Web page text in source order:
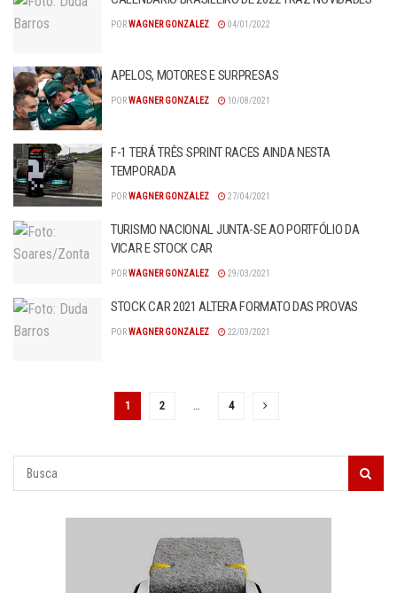
PORWAGNER GONZALEZ 04/01/2022
APELOS, MOTORES E SURPRESAS
PORWAGNER GONZALEZ 10/08/2021
F-1 TERÁ TRÊS SPRINT RACES AINDA NESTA
TEMPORADA
PORWAGNER GONZALEZ 27/04/2021
TURISMO NACIONAL JUNTA-SE AO PORTFÓLIO DA
VICAR E STOCK CAR
PORWAGNER GONZALEZ 29/03/2021
STOCK CAR 2021 ALTERA FORMATO DAS PROVAS
PORWAGNER GONZALEZ 22/03/2021
1 2 … 4